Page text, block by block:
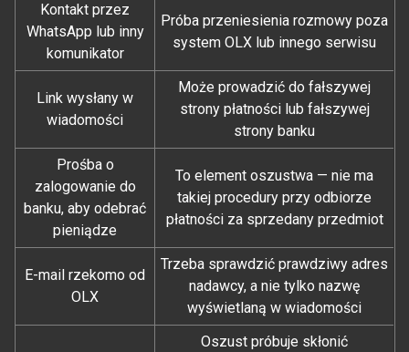
Kontakt przez
WhatsApp lub inny
komunikator
Próba przeniesienia rozmowy poza
system OLX lub innego serwisu
Link wysłany w
wiadomości
Może prowadzić do fałszywej
strony płatności lub fałszywej
strony banku
Prośba o
zalogowanie do
banku, aby odebrać
pieniądze
To element oszustwa — nie ma
takiej procedury przy odbiorze
płatności za sprzedany przedmiot
E-mail rzekomo od
OLX
Trzeba sprawdzić prawdziwy adres
nadawcy, a nie tylko nazwę
wyświetlaną w wiadomości
Oszust próbuje skłonić